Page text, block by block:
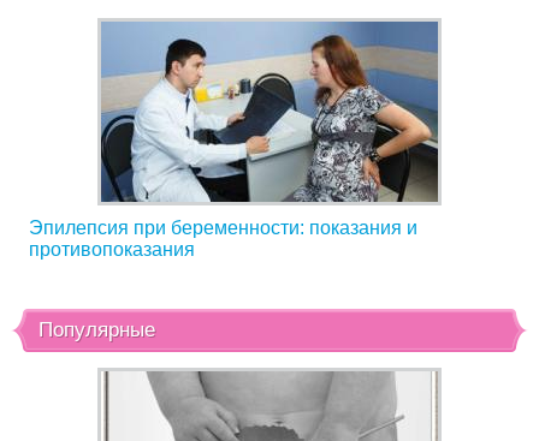
Эпилепсия при беременности: показания и
противопоказания
Популярные